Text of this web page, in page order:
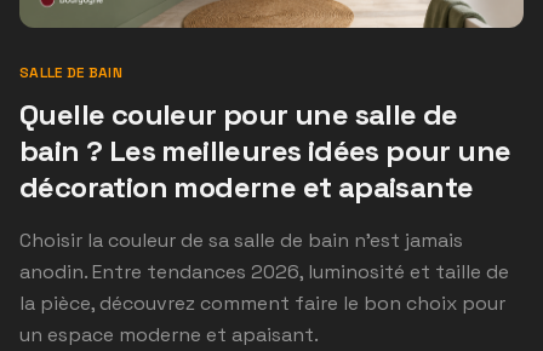
SALLE DE BAIN
Quelle couleur pour une salle de
bain ? Les meilleures idées pour une
décoration moderne et apaisante
Choisir la couleur de sa salle de bain n'est jamais
anodin. Entre tendances 2026, luminosité et taille de
la pièce, découvrez comment faire le bon choix pour
un espace moderne et apaisant.